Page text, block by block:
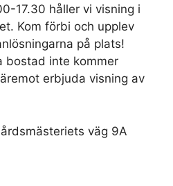
17.30 håller vi visning i
Kom förbi och upplev
på plats!
bostad inte kommer
erbjuda visning av
väg 9A